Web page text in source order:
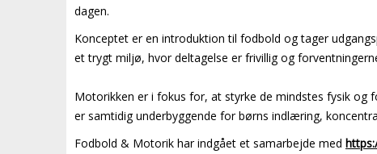
dagen.
Konceptet er en introduktion til fodbold og tager
et trygt miljø, hvor deltagelse er frivillig og
Motorikken er i fokus for, at styrke de mindstes fysik
er samtidig underbyggende for børns indlæring,
Fodbold & Motorik har indgået et samarbejde med